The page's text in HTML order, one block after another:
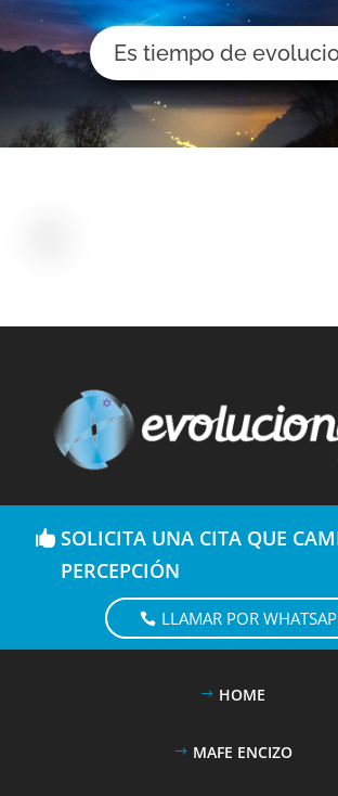
Es tiempo de
SOLICITA UNA CITA QUE
PERCEPCIÓN
LLAMAR POR
HOME
MAFE ENCIZO